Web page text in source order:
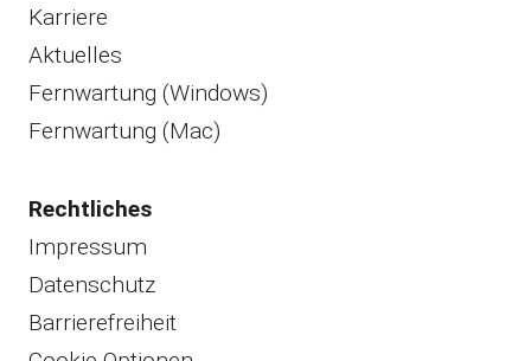
Karriere
Aktuelles
Fernwartung (Windows)
Fernwartung (Mac)
Rechtliches
Impressum
Datenschutz
Barrierefreiheit